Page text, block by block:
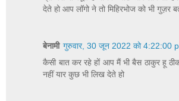
देते हो आप लॉगो ने तो मिहिरभोज को भी गुज़र
बेनामी गुरुवार, 30 जून 2022 को 4:22:00
कैसी बात कर रहे हों आप मैं भी बैस ठाकुर हू
नहीं यार कुछ भी लिख देते हो